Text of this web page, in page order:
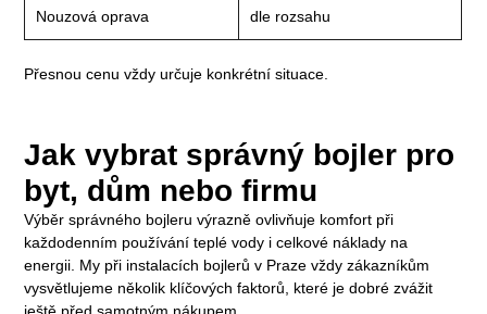
Nouzová oprava dle rozsahu
Přesnou cenu vždy určuje konkrétní situace.
Jak vybrat správný bojler pro
byt, dům nebo firmu
Výběr správného bojleru výrazně ovlivňuje komfort při
každodenním používání teplé vody i celkové náklady na
energii. My při instalacích bojlerů v Praze vždy zákazníkům
vysvětlujeme několik klíčových faktorů, které je dobré zvážit